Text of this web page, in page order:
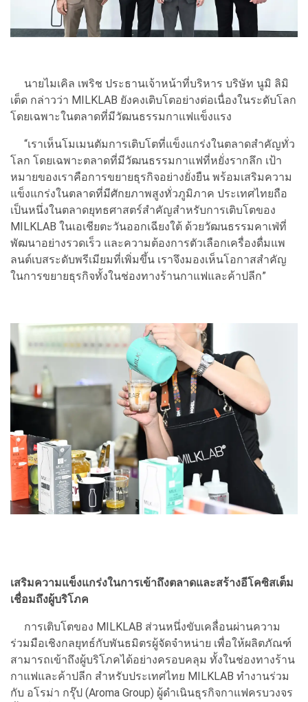
นายไมเคิล เพริช ประธานเจ้าหน้าที่บริหาร บริษัท นูมิ ลิมิ
เต็ด กล่าวว่า MILKLAB ยังคงเติบโตอย่างต่อเนื่องในระดับโลก
โดยเฉพาะในตลาดที่มีวัฒนธรรมกาแฟแข็งแรง
“เราเห็นโมเมนตัมการเติบโตที่แข็งแกร่งในตลาดสำคัญทั่ว
โลก โดยเฉพาะตลาดที่มีวัฒนธรรมกาแฟที่หยั่งรากลึก เป้า
หมายของเราคือการขยายธุรกิจอย่างยั่งยืน พร้อมเสริมความ
แข็งแกร่งในตลาดที่มีศักยภาพสูงทั่วภูมิภาค ประเทศไทยถือ
เป็นหนึ่งในตลาดยุทธศาสตร์สำคัญสำหรับการเติบโตของ
MILKLAB ในเอเชียตะวันออกเฉียงใต้ ด้วยวัฒนธรรมคาเฟ่ที่
พัฒนาอย่างรวดเร็ว และความต้องการตัวเลือกเครื่องดื่มแพ
ลนต์เบสระดับพรีเมียมที่เพิ่มขึ้น เราจึงมองเห็นโอกาสสำคัญ
ในการขยายธุรกิจทั้งในช่องทางร้านกาแฟและค้าปลีก”
เสริมความแข็งแกร่งในการเข้าถึงตลาดและสร้างอีโคซิสเต็ม
เชื่อมถึงผู้บริโภค
การเติบโตของ MILKLAB ส่วนหนึ่งขับเคลื่อนผ่านความ
ร่วมมือเชิงกลยุทธ์กับพันธมิตรผู้จัดจำหน่าย เพื่อให้ผลิตภัณฑ์
สามารถเข้าถึงผู้บริโภคได้อย่างครอบคลุม ทั้งในช่องทางร้าน
กาแฟและค้าปลีก สำหรับประเทศไทย MILKLAB ทำงานร่วม
กับ อโรม่า กรุ๊ป (Aroma Group) ผู้ดำเนินธุรกิจกาแฟครบวงจร